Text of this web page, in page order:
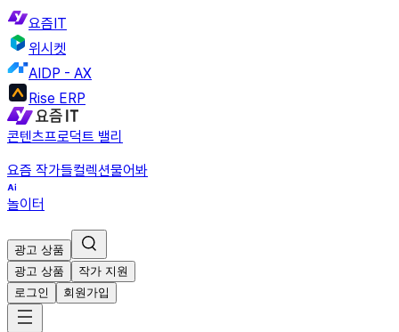
요즘IT
위시켓
AIDP - AX
Rise ERP
콘텐츠프로덕트 밸리
요즘 작가들컬렉션물어봐
놀이터
광고 상품
광고 상품
작가 지원
로그인
회원가입